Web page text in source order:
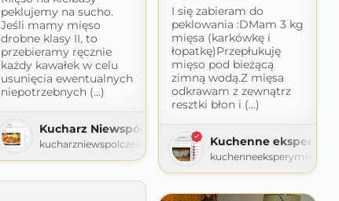
peklujemy na sucho.
Jeśli mamy mięso
drobne klasy II, to
przebieramy ręcznie
każdy kawałek w celu
usunięcia ewentualnych
niepotrzebnych (...)
Kucharz Niewspółczesny
kucharzniewspolczesny.blogspot.com
I się zabieram do
peklowania :DMam 3 kg
mięsa (karkówkę i
łopatkę)Przepłukuję
mięso pod bieżącą
zimną wodą.Z mięsa
odkrawam z zewnątrz
resztki błon i (...)
Kuchenne